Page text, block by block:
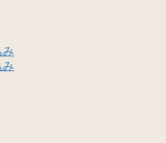
み
み